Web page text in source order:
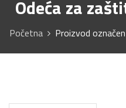
Odeća za
Početna Proizvod